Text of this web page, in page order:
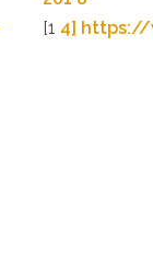
[1 4] https://